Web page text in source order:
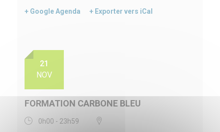
+ Google Agenda + Exporter vers iCal
21
NOV
FORMATION CARBONE BLEU
0h00 - 23h59